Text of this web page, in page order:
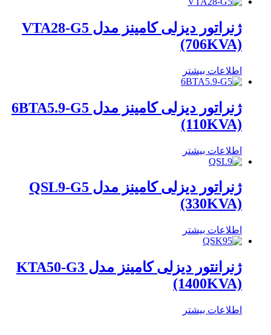
ژنراتور دیزلی کامینز مدل VTA28-G5
(706KVA)
اطلاعات بیشتر
ژنراتور دیزلی کامینز مدل 6BTA5.9-G5
(110KVA)
اطلاعات بیشتر
ژنراتور دیزلی کامینز مدل QSL9-G5
(330KVA)
اطلاعات بیشتر
ژنرانتور دیزلی کامینز مدل KTA50-G3
(1400KVA)
اطلاعات بیشتر